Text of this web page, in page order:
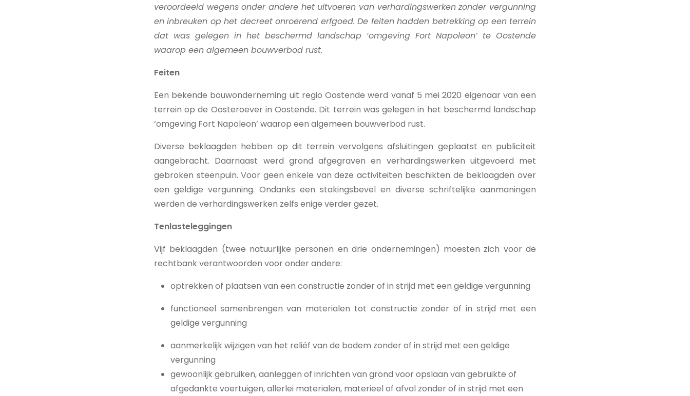
veroordeeld wegens onder andere het uitvoeren van verhardingswerken zonder vergunning
en inbreuken op het decreet onroerend erfgoed. De feiten hadden betrekking op een terrein
dat was gelegen in het beschermd landschap ‘omgeving Fort Napoleon’ te Oostende
waarop een algemeen bouwverbod rust.
Feiten
Een bekende bouwonderneming uit regio Oostende werd vanaf 5 mei 2020 eigenaar van een
terrein op de Oosteroever in Oostende. Dit terrein was gelegen in het beschermd landschap
‘omgeving Fort Napoleon’ waarop een algemeen bouwverbod rust.
Diverse beklaagden hebben op dit terrein vervolgens afsluitingen geplaatst en publiciteit
aangebracht. Daarnaast werd grond afgegraven en verhardingswerken uitgevoerd met
gebroken steenpuin. Voor geen enkele van deze activiteiten beschikten de beklaagden over
een geldige vergunning. Ondanks een stakingsbevel en diverse schriftelijke aanmaningen
werden de verhardingswerken zelfs enige verder gezet.
Tenlasteleggingen
Vijf beklaagden (twee natuurlijke personen en drie ondernemingen) moesten zich voor de
rechtbank verantwoorden voor onder andere:
optrekken of plaatsen van een constructie zonder of in strijd met een geldige vergunning
functioneel samenbrengen van materialen tot constructie zonder of in strijd met een
geldige vergunning
aanmerkelijk wijzigen van het reliëf van de bodem zonder of in strijd met een geldige
vergunning
gewoonlijk gebruiken, aanleggen of inrichten van grond voor opslaan van gebruikte of
afgedankte voertuigen, allerlei materialen, materieel of afval zonder of in strijd met een